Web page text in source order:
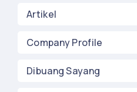
Artikel
Company Profile
Dibuang Sayang